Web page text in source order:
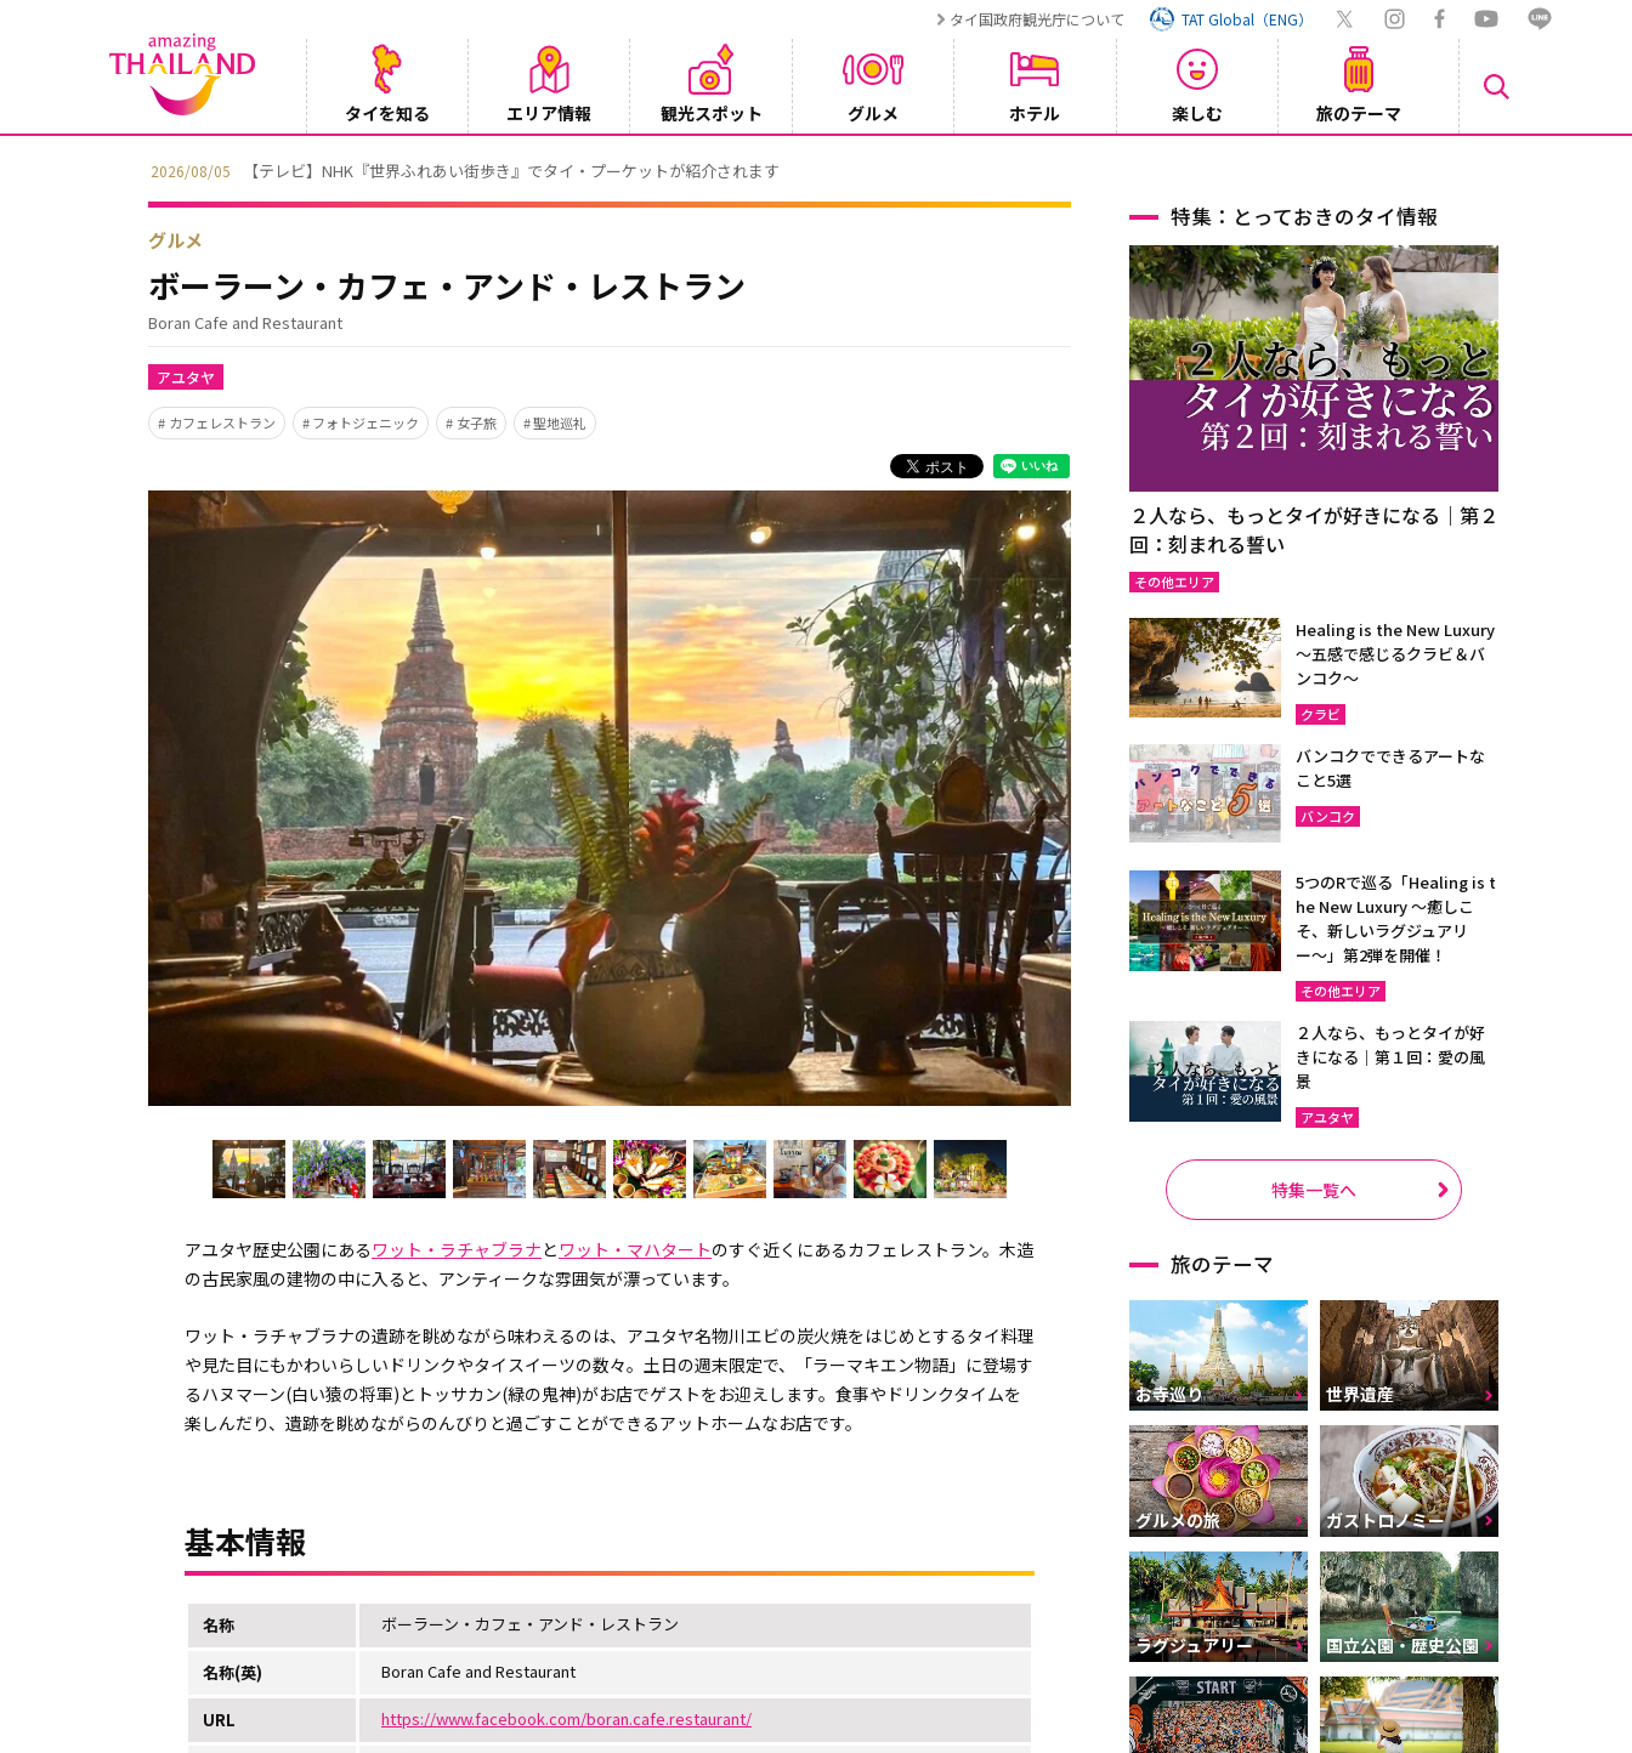
タイ国政府観光庁について TAT Global（ENG）
タイを知る エリア情報 観光スポット グルメ ホテル 楽しむ 旅のテーマ
2026/08/04 Instagramでタイパンツを当てようキャンペーン
グルメ
ボーラーン・カフェ・アンド・レストラン
Boran Cafe and Restaurant
アユタヤ
カフェレストラン フォトジェニック 女子旅 聖地巡礼
アユタヤ歴史公園にある ワット・ラチャブラナと ワット・マハタートのすぐ近くにあるカフェレストラン。木造
の古民家風の建物の中に入ると、アンティークな雰囲気が漂っています。
ワット・ラチャブラナの遺跡を眺めながら味わえるのは、アユタヤ名物川エビの炭火焼をはじめとするタイ料理
や見た目にもかわいらしいドリンクやタイスイーツの数々。土日の週末限定で、「ラーマキエン物語」に登場す
るハヌマーン(白い猿の将軍)とトッサカン(緑の鬼神)がお店でゲストをお迎えします。食事やドリンクタイムを
楽しんだり、遺跡を眺めながらのんびりと過ごすことができるアットホームなお店です。
基本情報
名称 ボーラーン・カフェ・アンド・レストラン
名称(英) Boran Cafe and Restaurant
URL https://www.facebook.com/boran.cafe.restaurant/
特集：とっておきのタイ情報
２人なら、もっとタイが好きになる｜第２
回：刻まれる誓い
その他エリア
Healing is the New Luxury
～五感で感じるクラビ＆バ
ンコク～
クラビ
バンコクでできるアートな
こと5選
バンコク
5つのRで巡る「Healing is t
he New Luxury ～癒しこ
そ、新しいラグジュアリ
ー〜」第2弾を開催！
その他エリア
２人なら、もっとタイが好
きになる｜第１回：愛の風
景
アユタヤ
特集一覧へ
旅のテーマ
お寺巡り 世界遺産
グルメの旅 ガストロノミー
ラグジュアリー 国立公園・歴史公園